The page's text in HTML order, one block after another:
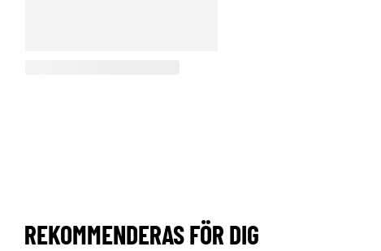
REKOMMENDERAS FÖR DIG